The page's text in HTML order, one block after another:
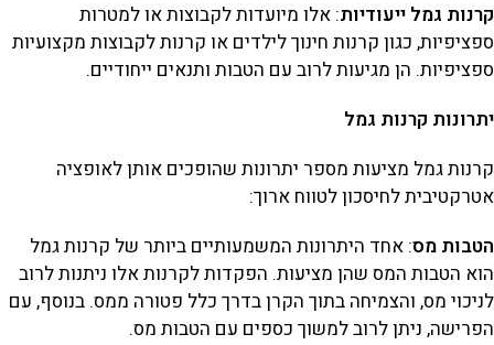
קרנות גמל ייעודיות: אלו מיועדות לקבוצות או למטרות
ספציפיות, כגון קרנות חינוך לילדים או קרנות לקבוצות מקצועיות
ספציפיות. הן מגיעות לרוב עם הטבות ותנאים ייחודיים.
יתרונות קרנות גמל
קרנות גמל מציעות מספר יתרונות שהופכים אותן לאופציה
אטרקטיבית לחיסכון לטווח ארוך:
הטבות מס: אחד היתרונות המשמעותיים ביותר של קרנות גמל
הוא הטבות המס שהן מציעות. הפקדות לקרנות אלו ניתנות לרוב
לניכוי מס, והצמיחה בתוך הקרן בדרך כלל פטורה ממס. בנוסף, עם
הפרישה, ניתן לרוב למשוך כספים עם הטבות מס.